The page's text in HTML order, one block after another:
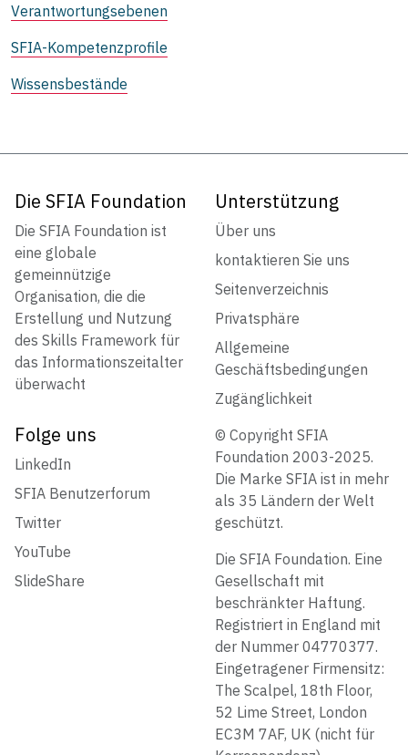
Verantwortungsebenen
SFIA-Kompetenzprofile
Wissensbestände
Die SFIA Foundation
Die SFIA Foundation ist
eine globale
gemeinnützige
Organisation, die die
Erstellung und Nutzung
des Skills Framework für
das Informationszeitalter
überwacht
Unterstützung
Über uns
kontaktieren Sie uns
Seitenverzeichnis
Privatsphäre
Allgemeine
Geschäftsbedingungen
Zugänglichkeit
Folge uns
LinkedIn
SFIA Benutzerforum
Twitter
YouTube
SlideShare
© Copyright SFIA
Foundation 2003-2025.
Die Marke SFIA ist in mehr
als 35 Ländern der Welt
geschützt.
Die SFIA Foundation. Eine
Gesellschaft mit
beschränkter Haftung.
Registriert in England mit
der Nummer 04770377.
Eingetragener Firmensitz:
The Scalpel, 18th Floor,
52 Lime Street, London
EC3M 7AF, UK (nicht für